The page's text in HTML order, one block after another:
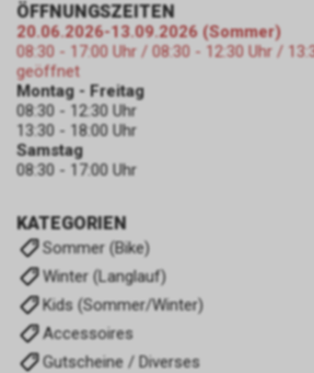
KATEGORIEN
Sommer (Bike)
Winter (Langlauf)
Kids (Sommer/Winter)
Accessoires
Gutscheine / Diverses
ÖFFNUNGSZEITEN
20.06.2026-13.09.2026 (Sommer)
08:30 - 17:00 Uhr / 08:30 - 12:30 Uhr /
geöffnet
Montag - Freitag
08:30 - 12:30 Uhr
13:30 - 18:00 Uhr
Samstag
08:30 - 17:00 Uhr